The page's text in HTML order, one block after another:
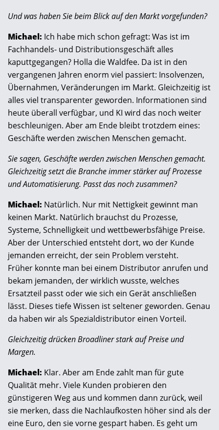
Und was haben Sie beim Blick auf den Markt vorgefunden?
Michael: Ich habe mich schon gefragt: Was ist im
Fachhandels- und Distributionsgeschäft alles
kaputtgegangen? Holla die Waldfee. Da ist in den
vergangenen Jahren enorm viel passiert: Insolvenzen,
Übernahmen, Veränderungen im Markt. Gleichzeitig ist
alles viel transparenter geworden. Informationen sind
heute überall verfügbar, und KI wird das noch weiter
beschleunigen. Aber am Ende bleibt trotzdem eines:
Geschäfte werden zwischen Menschen gemacht.
Sie sagen, Geschäfte werden zwischen Menschen gemacht.
Gleichzeitig setzt die Branche immer stärker auf Prozesse
und Automatisierung. Passt das noch zusammen?
Michael: Natürlich. Nur mit Nettigkeit gewinnt man
keinen Markt. Natürlich brauchst du Prozesse,
Systeme, Schnelligkeit und wettbewerbsfähige Preise.
Aber der Unterschied entsteht dort, wo der Kunde
jemanden erreicht, der sein Problem versteht.
Früher konnte man bei einem Distributor anrufen und
bekam jemanden, der wirklich wusste, welches
Ersatzteil passt oder wie sich ein Gerät anschließen
lässt. Dieses tiefe Wissen ist seltener geworden. Genau
da haben wir als Spezialdistributor einen Vorteil.
Gleichzeitig drücken Broadliner stark auf Preise und
Margen.
Michael: Klar. Aber am Ende zahlt man für gute
Qualität mehr. Viele Kunden probieren den
günstigeren Weg aus und kommen dann zurück, weil
sie merken, dass die Nachlaufkosten höher sind als der
eine Euro, den sie vorne gespart haben. Es geht um